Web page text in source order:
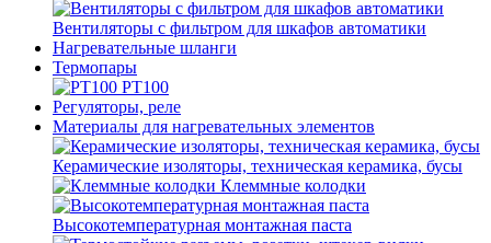
Вентиляторы с фильтром для шкафов автоматики
Нагревательные шланги
Термопары
PT100
Регуляторы, реле
Материалы для нагревательных элементов
Керамические изоляторы, техническая керамика, бусы
Клеммные колодки
Высокотемпературная монтажная паста